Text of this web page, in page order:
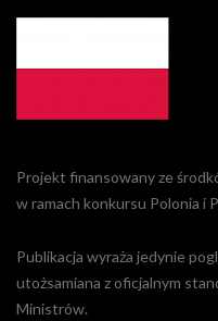
Projekt finansowany ze
w ramach konkursu Polonia i
Publikacja wyraża jedynie
utożsamiana z oficjalnym
Ministrów.